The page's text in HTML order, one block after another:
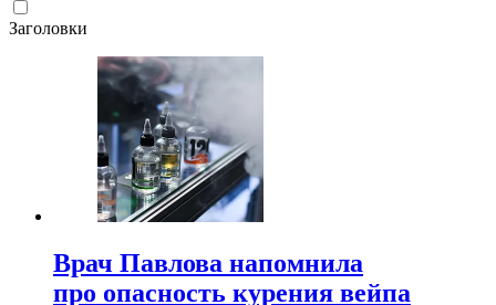
Заголовки
Врач Павлова напомнила
про опасность курения вейпа